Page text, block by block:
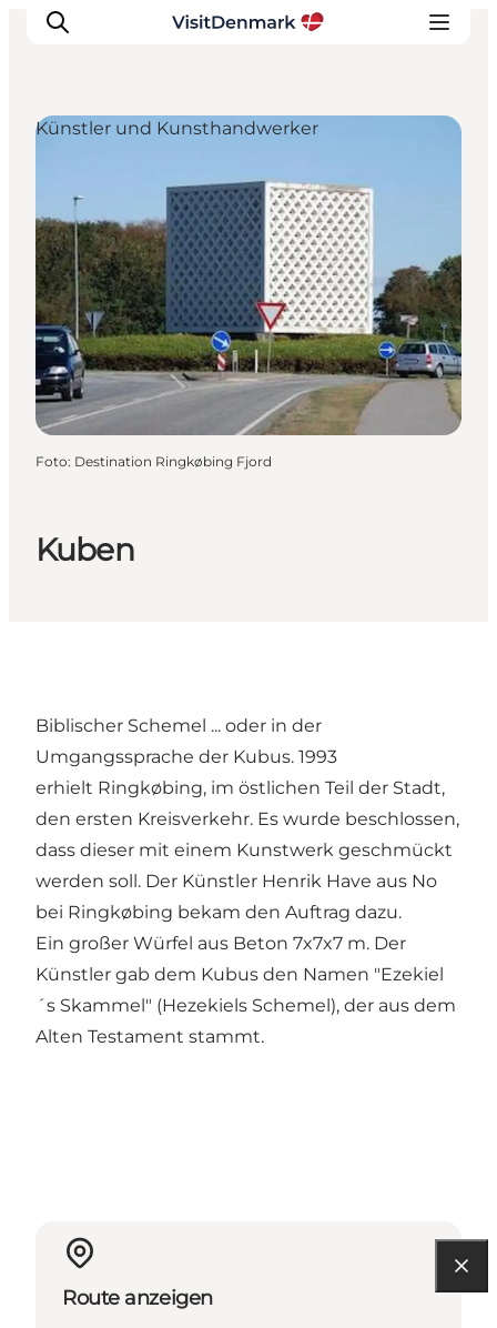
Inspiration
Regionen
Erlebnisse
Unterkünfte
Reiseplanung
Kuben
Künstler und Kunsthandwerker
Foto: Destination Ringkøbing Fjord
Biblischer Schemel ... oder in der
Umgangssprache der Kubus. 1993
erhielt Ringkøbing, im östlichen Teil der Stadt,
den ersten Kreisverkehr. Es wurde beschlossen,
dass dieser mit einem Kunstwerk geschmückt
werden soll. Der Künstler Henrik Have aus No
bei Ringkøbing bekam den Auftrag dazu.
Ein großer Würfel aus Beton 7x7x7 m. Der
Künstler gab dem Kubus den Namen "Ezekiel
´s Skammel" (Hezekiels Schemel), der aus dem
Alten Testament stammt.
Route anzeigen